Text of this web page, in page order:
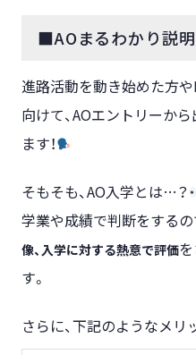
■AOまるわかり説
進路活動を動き始めた方
向けて、AOエントリーか
ます！
そもそも、AO入学とは…？
学業や成績で判断をするの
像、入学に対する熱意で評価
す。
さらに、下記のようなメリ